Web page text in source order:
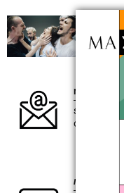
19
newsletter
subscribe
date with
my